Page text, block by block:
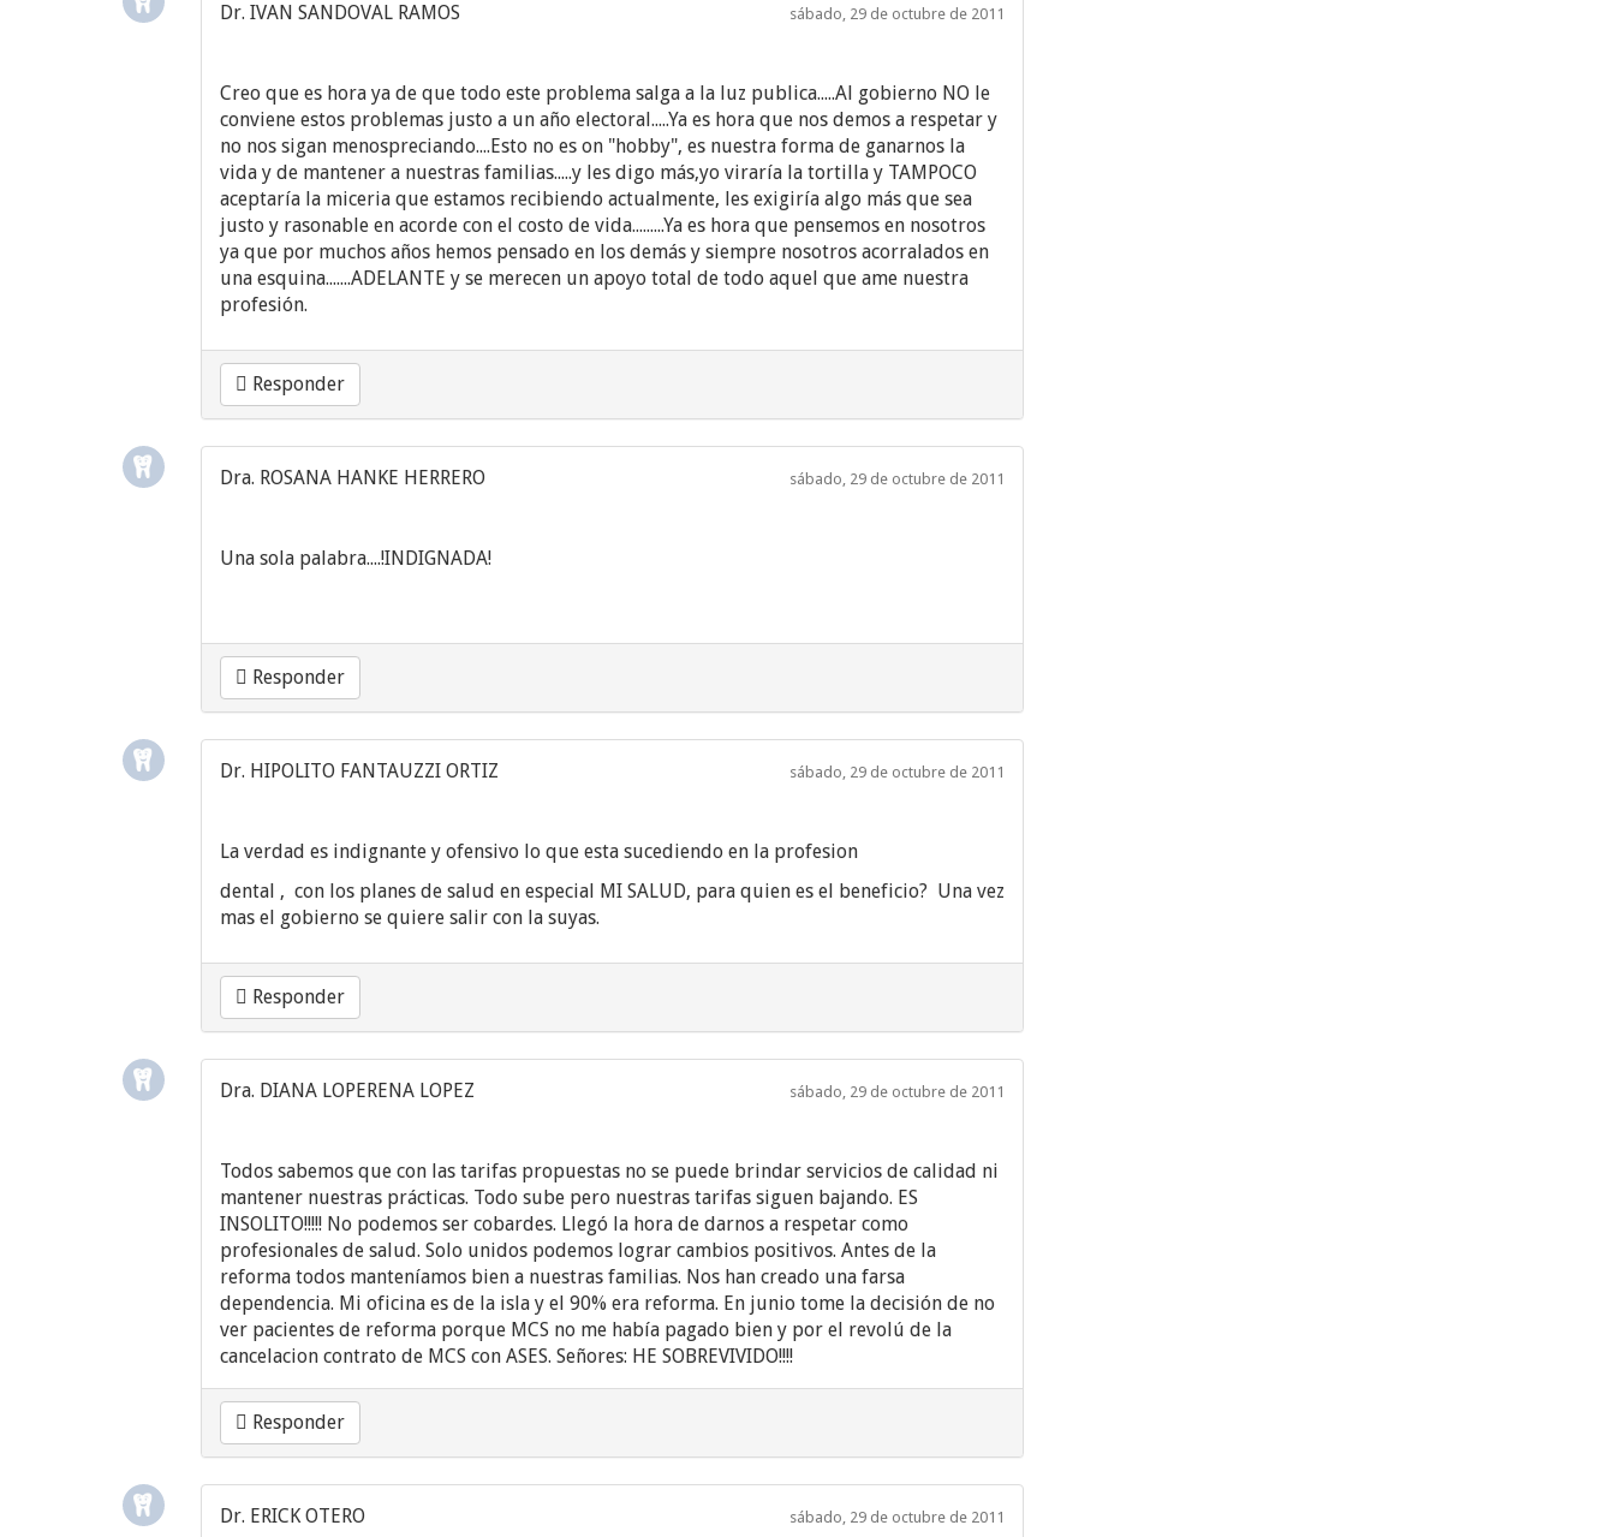
sábado, 29 de octubre de 2011
Dr. IVAN SANDOVAL RAMOS
Creo que es hora ya de que todo este problema salga a la luz publica.....Al gobierno NO le
conviene estos problemas justo a un año electoral.....Ya es hora que nos demos a respetar y
no nos sigan menospreciando....Esto no es on "hobby", es nuestra forma de ganarnos la
vida y de mantener a nuestras familias.....y les digo más,yo viraría la tortilla y TAMPOCO
aceptaría la miceria que estamos recibiendo actualmente, les exigiría algo más que sea
justo y rasonable en acorde con el costo de vida.........Ya es hora que pensemos en nosotros
ya que por muchos años hemos pensado en los demás y siempre nosotros acorralados en
una esquina.......ADELANTE y se merecen un apoyo total de todo aquel que ame nuestra
profesión.
Responder
sábado, 29 de octubre de 2011
Dra. ROSANA HANKE HERRERO
Una sola palabra....!INDIGNADA!
Responder
sábado, 29 de octubre de 2011
Dr. HIPOLITO FANTAUZZI ORTIZ
La verdad es indignante y ofensivo lo que esta sucediendo en la profesion
dental , con los planes de salud en especial MI SALUD, para quien es el beneficio? Una vez
mas el gobierno se quiere salir con la suyas.
Responder
sábado, 29 de octubre de 2011
Dra. DIANA LOPERENA LOPEZ
Todos sabemos que con las tarifas propuestas no se puede brindar servicios de calidad ni
mantener nuestras prácticas. Todo sube pero nuestras tarifas siguen bajando. ES
INSOLITO!!!!! No podemos ser cobardes. Llegó la hora de darnos a respetar como
profesionales de salud. Solo unidos podemos lograr cambios positivos. Antes de la
reforma todos manteníamos bien a nuestras familias. Nos han creado una farsa
dependencia. Mi oficina es de la isla y el 90% era reforma. En junio tome la decisión de no
ver pacientes de reforma porque MCS no me había pagado bien y por el revolú de la
cancelacion contrato de MCS con ASES. Señores: HE SOBREVIVIDO!!!!
Responder
sábado, 29 de octubre de 2011
Dr. ERICK OTERO